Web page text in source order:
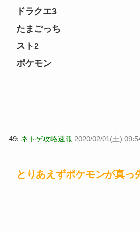
ドラクエ3
たまごっち
スト2
ポケモン
49: ネトゲ攻略速報 2020/02/01(土)
とりあえずポケモンが真っ